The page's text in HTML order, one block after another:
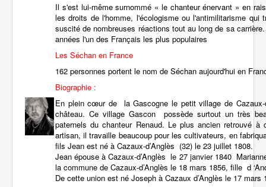
Il s'est lui-même surnommé « le chanteur énervant » en
les droits de l'homme, l'écologisme ou l'antimilitarisme
suscité de nombreuses réactions tout au long de sa
années l'un des Français les plus populaires
Les Séchan en France
162 personnes portent le nom de Séchan aujourd'hui en
Biographie :
En plein cœur de la Gascogne le petit village de
château. Ce village Gascon possède surtout un très
paternels du chanteur Renaud. Le plus ancien retrouvé
artisan, il travaille beaucoup pour les cultivateurs, en
fils Jean est né à Cazaux-d’Anglès (32) le 23 juillet 1808.
Jean épouse à Cazaux-d’Anglès le 27 janvier 1840
la commune de Cazaux-d’Anglès le 18 mars 1856, fille d
De cette union est né Joseph à Cazaux d’Anglès le 17 mars